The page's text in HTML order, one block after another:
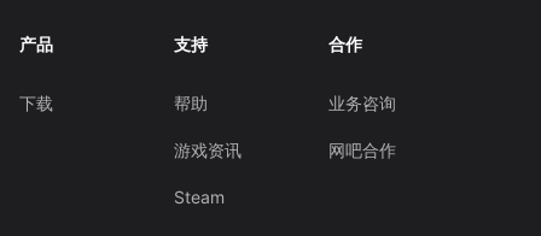
产品
下载
支持
帮助
游戏资讯
Steam
合作
业务咨询
网吧合作